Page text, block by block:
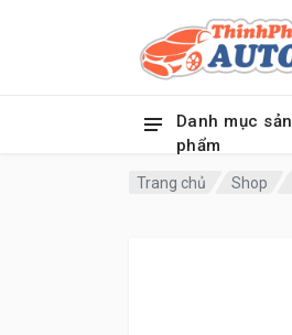
Danh mục sản
phẩm
Trang chủ Shop